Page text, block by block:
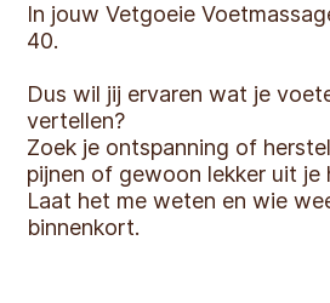
In jouw Vetgoeie
40.
Dus wil jij ervaren wat je
vertellen?
Zoek je ontspanning of
pijnen of gewoon lekker uit je
Laat het me weten en wie
binnenkort.